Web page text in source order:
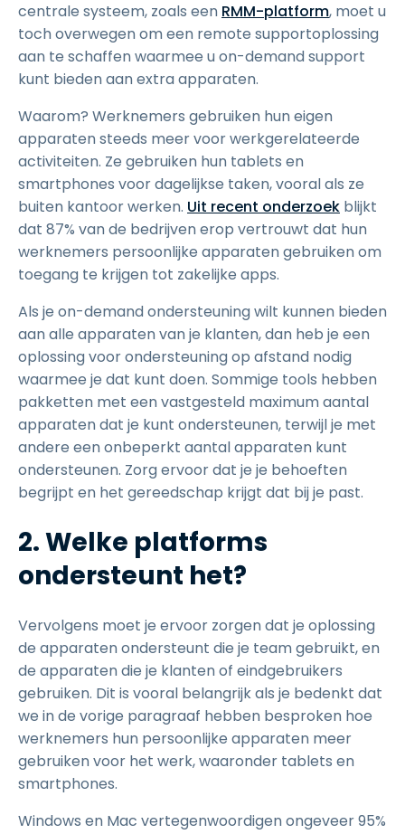
centrale systeem, zoals een RMM-platform, moet u
toch overwegen om een remote supportoplossing
aan te schaffen waarmee u on-demand support
kunt bieden aan extra apparaten.
Waarom? Werknemers gebruiken hun eigen
apparaten steeds meer voor werkgerelateerde
activiteiten. Ze gebruiken hun tablets en
smartphones voor dagelijkse taken, vooral als ze
buiten kantoor werken. Uit recent onderzoek blijkt
dat 87% van de bedrijven erop vertrouwt dat hun
werknemers persoonlijke apparaten gebruiken om
toegang te krijgen tot zakelijke apps.
Als je on-demand ondersteuning wilt kunnen bieden
aan alle apparaten van je klanten, dan heb je een
oplossing voor ondersteuning op afstand nodig
waarmee je dat kunt doen. Sommige tools hebben
pakketten met een vastgesteld maximum aantal
apparaten dat je kunt ondersteunen, terwijl je met
andere een onbeperkt aantal apparaten kunt
ondersteunen. Zorg ervoor dat je je behoeften
begrijpt en het gereedschap krijgt dat bij je past.
2. Welke platforms
ondersteunt het?
Vervolgens moet je ervoor zorgen dat je oplossing
de apparaten ondersteunt die je team gebruikt, en
de apparaten die je klanten of eindgebruikers
gebruiken. Dit is vooral belangrijk als je bedenkt dat
we in de vorige paragraaf hebben besproken hoe
werknemers hun persoonlijke apparaten meer
gebruiken voor het werk, waaronder tablets en
smartphones.
Windows en Mac vertegenwoordigen ongeveer 95%